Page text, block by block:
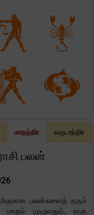
மாதந்திர வருடாந்திர
பலன்
பலன்களைத் தரும்
மாதம் முழுவதும், ராகு